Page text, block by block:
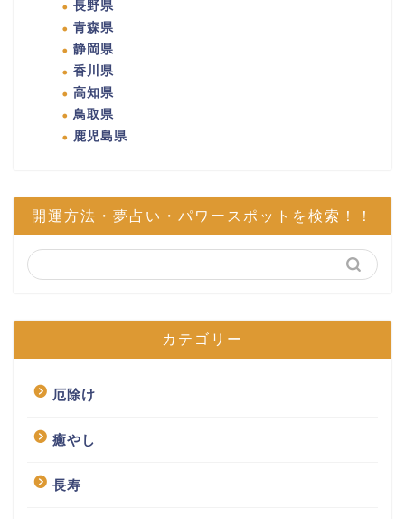
長野県
青森県
静岡県
香川県
高知県
鳥取県
鹿児島県
開運方法・夢占い・パワースポットを検索！！
カテゴリー
厄除け
癒やし
長寿